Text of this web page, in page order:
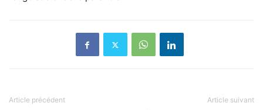
Article précédent Article suivant